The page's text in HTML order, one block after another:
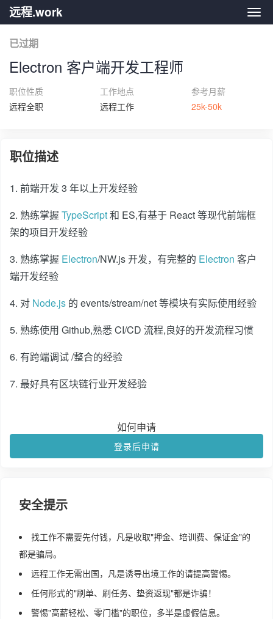
远
远程.work
已过期
Electron 客户端开发工程师
职位性质
远程全职
工作地点
远程工作
参考月薪
25k-50k
职位描述
1. 前端开发 3 年以上开发经验
2. 熟练掌握 TypeScript和 ES,有基于 React 等现代前端框
架的项目开发经验
3. 熟练掌握 Electron/NW.js 开发，有完整的 Electron 客户
端开发经验
4. 对 Node.js 的 events/stream/net 等模块有实际使用经验
5. 熟练使用 Github,熟悉 CI/CD 流程,良好的开发流程习惯
6. 有跨端调试 /整合的经验
7. 最好具有区块链行业开发经验
如何申请
登录后申请
安全提示
找工作不需要先付钱，凡是收取"押金、培训费、保证金"的
都是骗局。
远程工作无需出国，凡是诱导出境工作的请提高警惕。
任何形式的"刷单、刷任务、垫资返现"都是诈骗！
警惕"高薪轻松、零门槛"的职位，多半是虚假信息。